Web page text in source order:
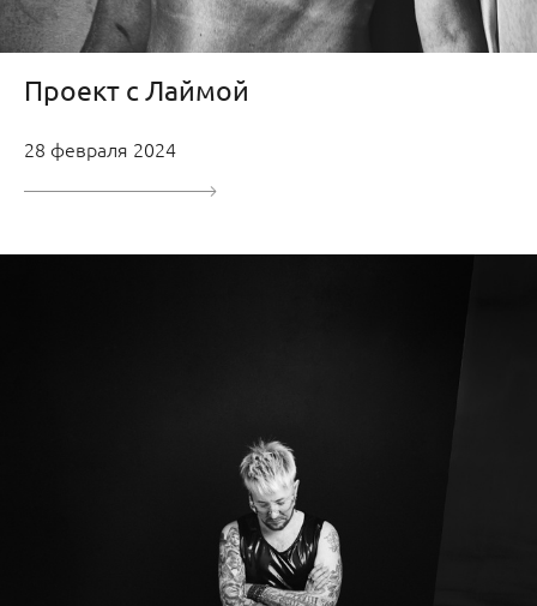
Проект с Лаймой
28 февраля 2024